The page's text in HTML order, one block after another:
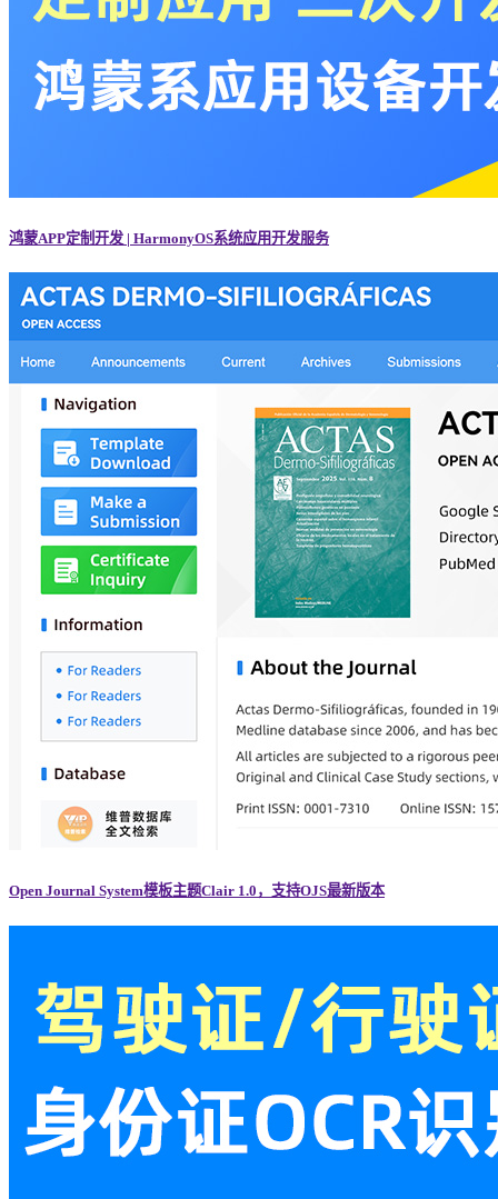
鸿蒙APP定制开发 | HarmonyOS系统应用开发服务
Open Journal System模板主题Clair 1.0，支持OJS最新版本